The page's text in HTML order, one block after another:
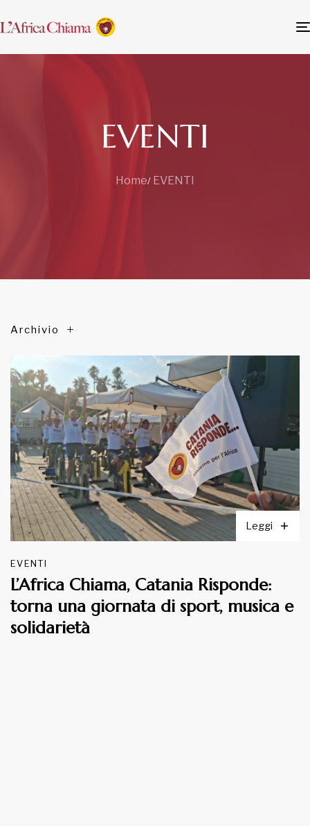
EVENTI
Home EVENTI
Archivio
Leggi
EVENTI
L’Africa Chiama, Catania Risponde:
torna una giornata di sport, musica e
solidarietà